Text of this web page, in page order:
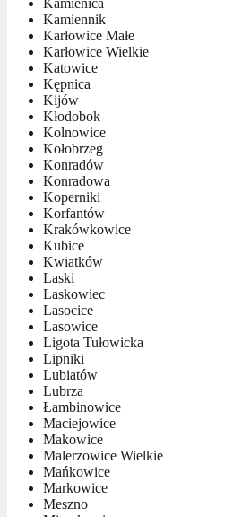
Kamiennik
Karłowice Małe
Karłowice Wielkie
Katowice
Kępnica
Kijów
Kłodobok
Kolnowice
Kołobrzeg
Konradów
Konradowa
Koperniki
Korfantów
Krakówkowice
Kubice
Kwiatków
Laski
Laskowiec
Lasocice
Lasowice
Ligota Tułowicka
Lipniki
Lubiatów
Lubrza
Łambinowice
Maciejowice
Makowice
Malerzowice Wielkie
Mańkowice
Markowice
Meszno